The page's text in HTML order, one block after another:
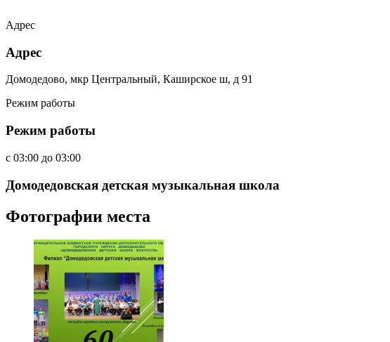
Адрес
Адрес
Домодедово, мкр Центральный, Каширское ш, д 91
Режим работы
Режим работы
c 03:00 до 03:00
Домодедовская детская музыкальная школа
Фотографии места